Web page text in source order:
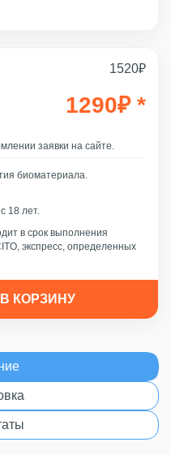
1520₽
1290₽ *
заявки на сайте.
биоматериала.
18 лет.
в срок выполнения
экспресс, определенных
КОРЗИНУ